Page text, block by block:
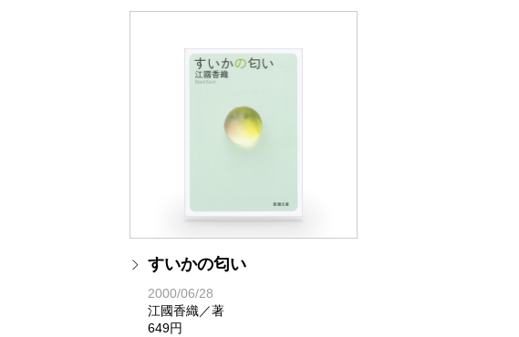
すいかの匂い
2000/06/28
江國香織／著
649円